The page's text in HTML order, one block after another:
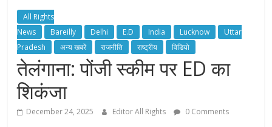
All Rights
News
Bareilly Delhi E.D India Lucknow
Uttar
Pradesh
अन्य खबरें राजनीति राष्ट्रीय विडियो
तेलंगाना: पोंजी स्कीम पर ED का
शिकंजा
December 24, 2025 Editor All Rights 0 Comments